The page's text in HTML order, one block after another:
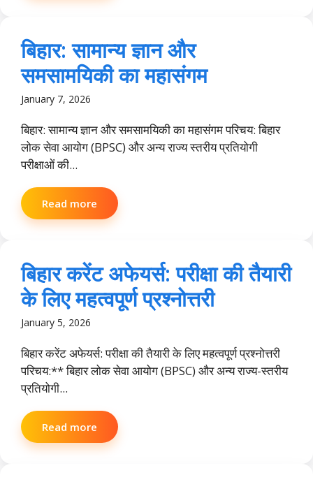
बिहार: सामान्य ज्ञान और
समसामयिकी का महासंगम
January 7, 2026
बिहार: सामान्य ज्ञान और समसामयिकी का महासंगम परिचय: बिहार
लोक सेवा आयोग (BPSC) और अन्य राज्य स्तरीय प्रतियोगी
परीक्षाओं की...
Read more
बिहार करेंट अफेयर्स: परीक्षा की तैयारी
के लिए महत्वपूर्ण प्रश्नोत्तरी
January 5, 2026
बिहार करेंट अफेयर्स: परीक्षा की तैयारी के लिए महत्वपूर्ण प्रश्नोत्तरी
परिचय:** बिहार लोक सेवा आयोग (BPSC) और अन्य राज्य-स्तरीय
प्रतियोगी...
Read more